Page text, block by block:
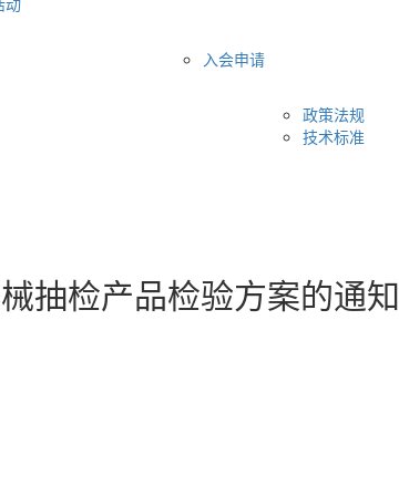
入会申请
政策法规
技术标准
抽检产品检验方案的通知